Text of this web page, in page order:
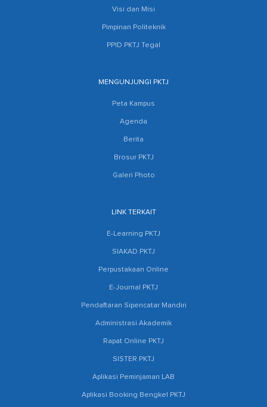
Visi dan Misi
Pimpinan Politeknik
PPID PKTJ Tegal
MENGUNJUNGI PKTJ
Peta Kampus
Agenda
Berita
Brosur PKTJ
Galeri Photo
LINK TERKAIT
E-Learning PKTJ
SIAKAD PKTJ
Perpustakaan Online
E-Journal PKTJ
Pendaftaran Sipencatar Mandiri
Administrasi Akademik
Rapat Online PKTJ
SISTER PKTJ
Aplikasi Peminjaman LAB
Aplikasi Booking Bengkel PKTJ